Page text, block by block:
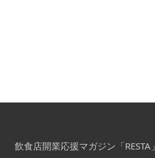
飲食店開業応援マガジン「RESTA」